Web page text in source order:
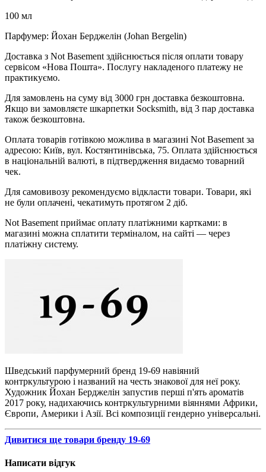
100 мл
Парфумер: Йохан Берджелін (Johan Bergelin)
Доставка з Not Basement здійснюється після оплати товару
сервісом «Нова Пошта». Послугу накладеного платежу не
практикуємо.
Для замовлень на суму від 3000 грн доставка безкоштовна.
Якщо ви замовляєте шкарпетки Socksmith, від 3 пар доставка
також безкоштовна.
Оплата товарів готівкою можлива в магазині Not Basement за
адресою: Київ, вул. Костянтинівська, 75. Оплата здійснюється
в національній валюті, в підтвердження видаємо товарний
чек.
Для самовивозу рекомендуємо відкласти товари. Товари, які
не були оплачені, чекатимуть протягом 2 діб.
Not Basement приймає оплату платіжними картками: в
магазині можна сплатити терміналом, на сайті — через
платіжну систему.
Шведський парфумерний бренд 19-69 навіяний
контркультурою і названий на честь знакової для неї року.
Художник Йохан Берджелін запустив перші п'ять ароматів
2017 року, надихаючись контркультурними віяннями Африки,
Європи, Америки і Азії. Всі композиції гендерно універсальні.
Дивитися ще товари бренду 19-69
Написати відгук